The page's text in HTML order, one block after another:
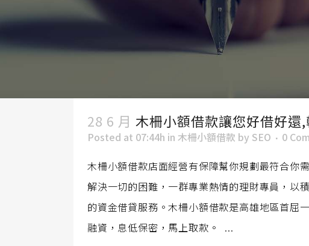
28 6 月 木柵小額借款讓您好借好還
Posted at 07:44h in 木柵小額借款 by SEO 0
木柵小額借款店面經營有保障幫你規劃最符合你
解決一切的困難，一群專業熱情的理財專員，以
的資金借貸服務。木柵小額借款是高雄地區首屈
融資，息低保密，馬上取款。 ...